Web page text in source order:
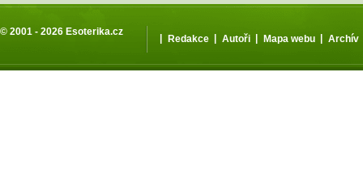
© 2001 - 2026 Esoterika.cz
| Redakce | Autoři | Mapa webu | Archív